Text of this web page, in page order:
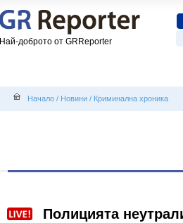
Най-доброто от GRReporter
Начало / Новини / Криминална хроника
Полицията